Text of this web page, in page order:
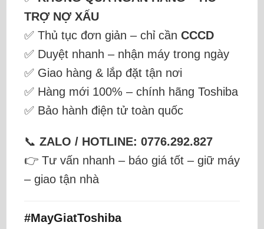
TRỢ NỢ XẤU
✅ Thủ tục đơn giản – chỉ cần CCCD
✅ Duyệt nhanh – nhận máy trong ngày
✅ Giao hàng & lắp đặt tận nơi
✅ Hàng mới 100% – chính hãng Toshiba
✅ Bảo hành điện tử toàn quốc
📞 ZALO / HOTLINE: 0776.292.827
👉 Tư vấn nhanh – báo giá tốt – giữ máy
– giao tận nhà
#MayGiatToshiba